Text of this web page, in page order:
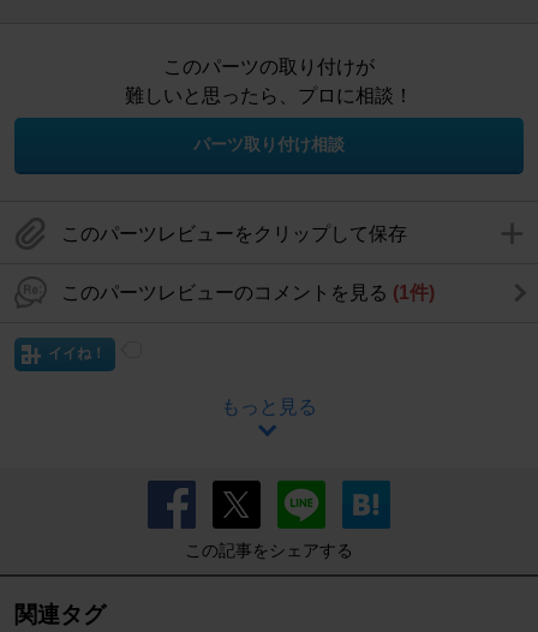
このパーツの取り付けが
難しいと思ったら、プロに相談！
パーツ取り付け相談
このパーツレビューをクリップして保存
このパーツレビューのコメントを見る (1件)
イイね！
もっと見る
この記事をシェアする
関連タグ